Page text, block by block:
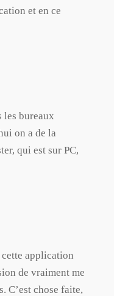
et en ce
les bureaux
on a de la
qui est sur PC,
application
de vraiment me
C’est chose faite,